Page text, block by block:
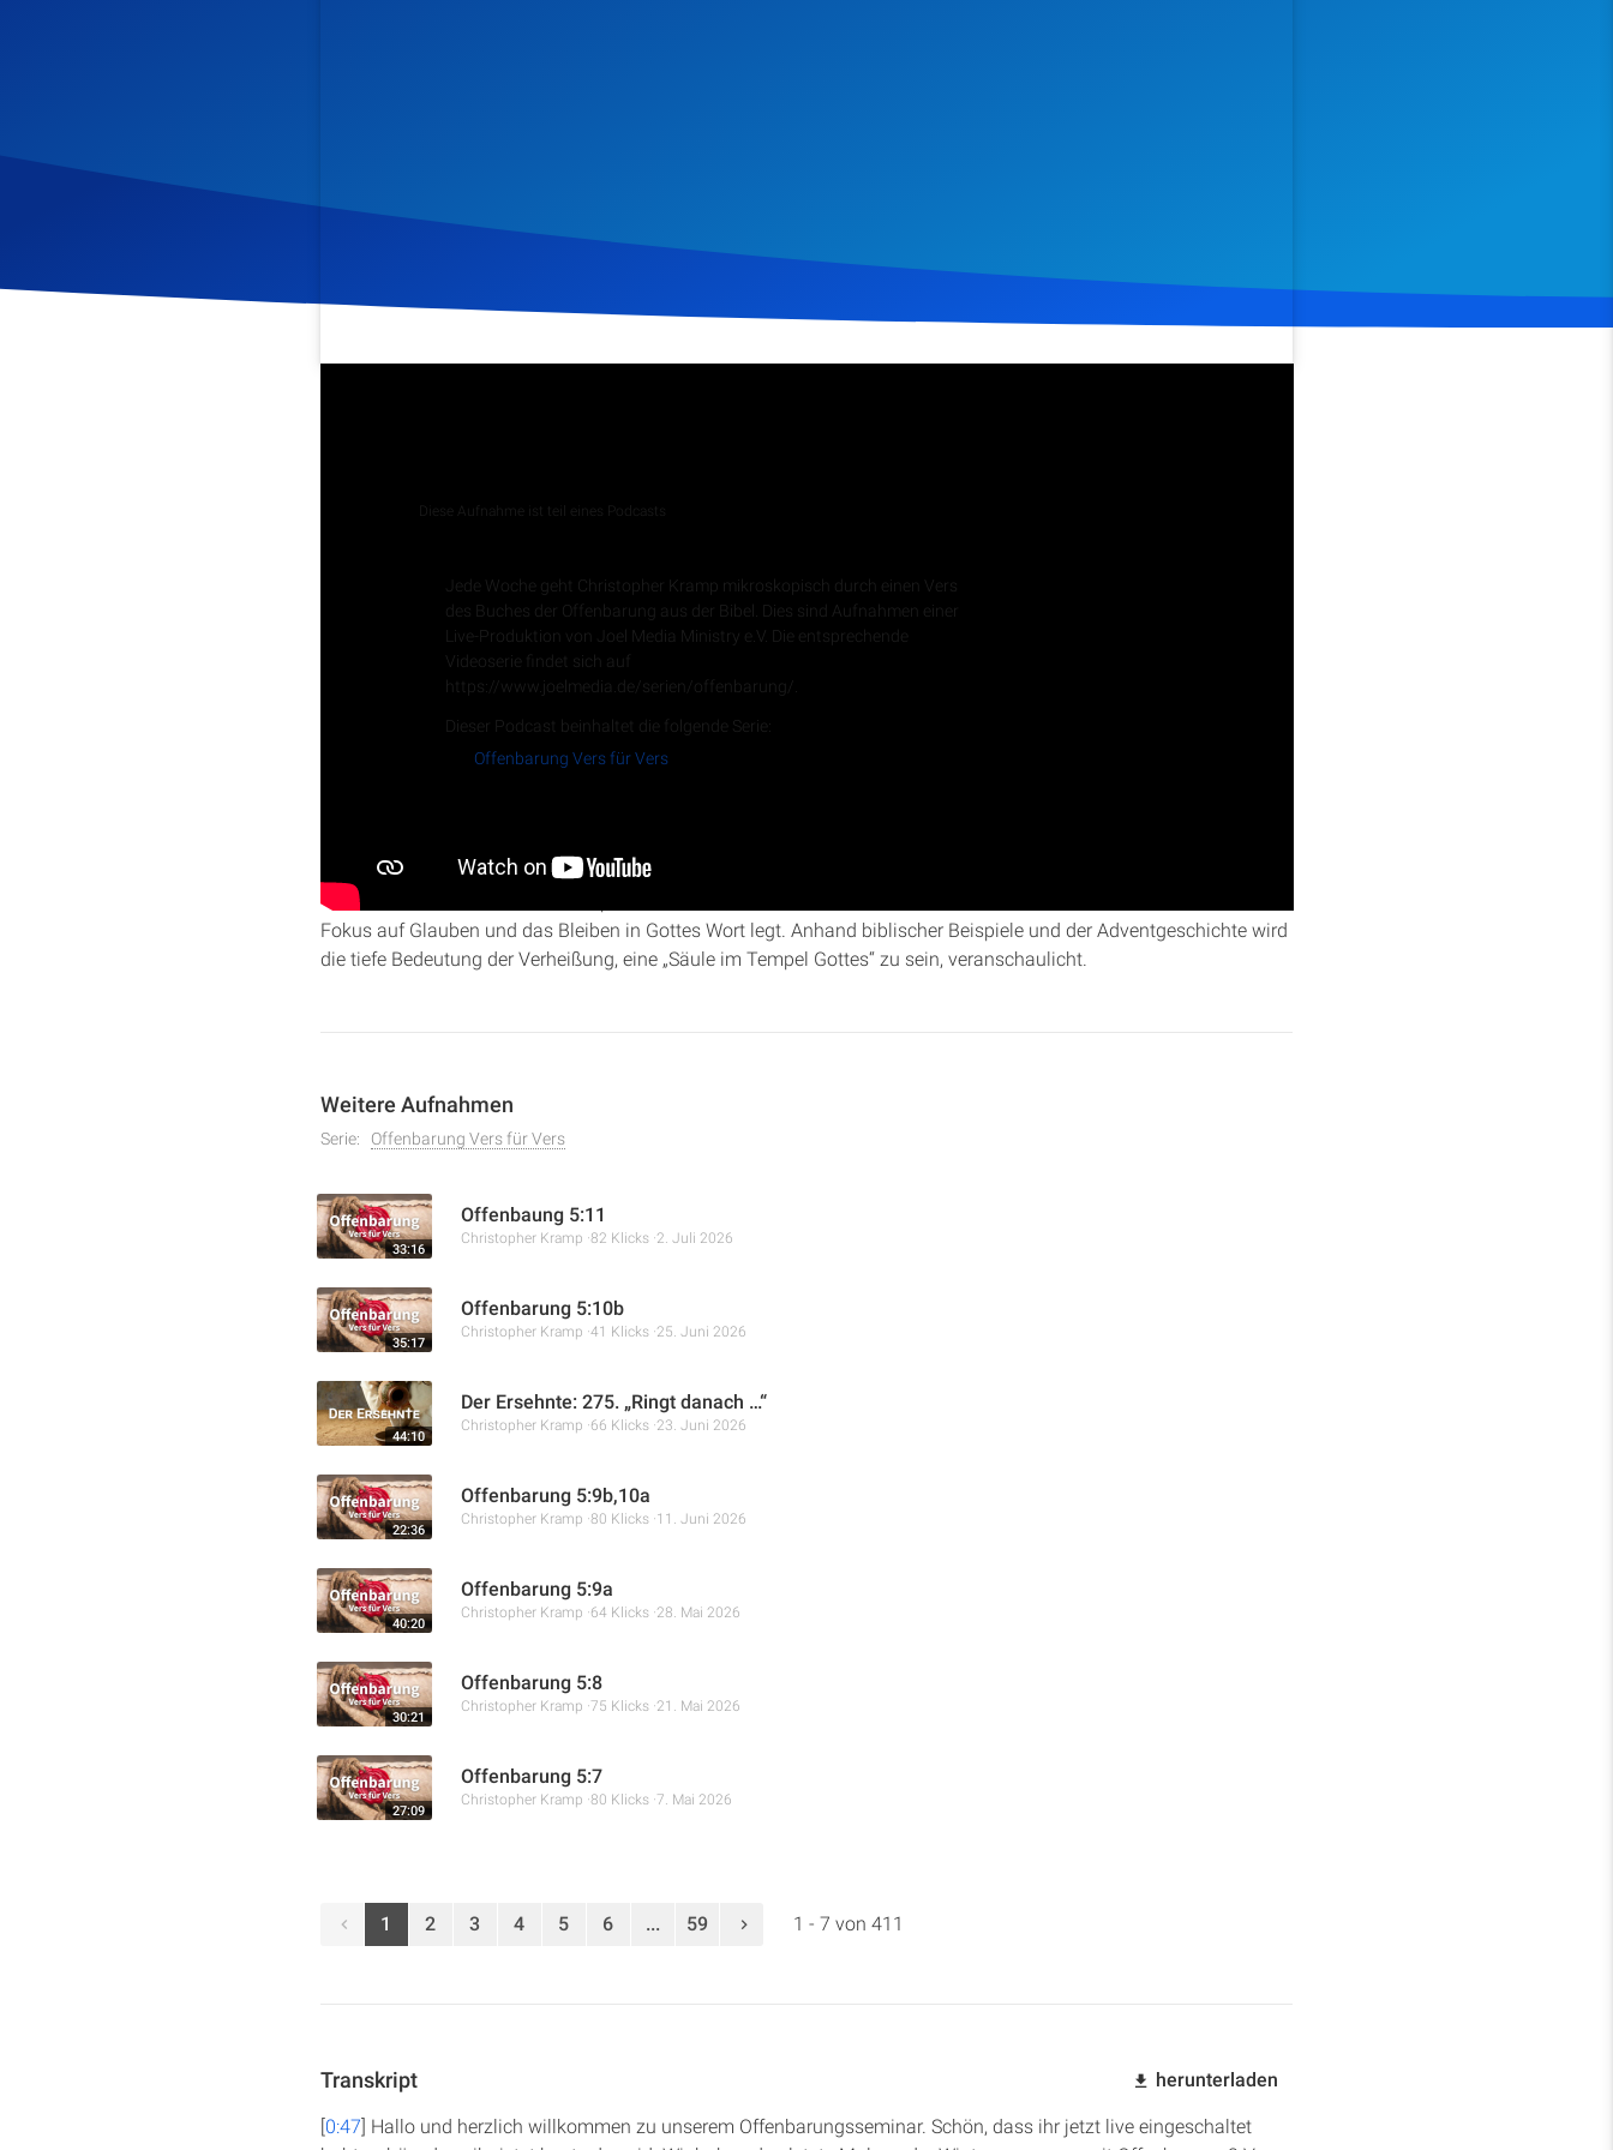
Diese Aufnahme ist teil eines Podcasts
Jede Woche geht Christopher Kramp mikroskopisch durch einen Vers
des Buches der Offenbarung aus der Bibel. Dies sind Aufnahmen einer
Live-Produktion von Joel Media Ministry e.V. Die entsprechende
Videoserie findet sich auf
https://www.joelmedia.de/serien/offenbarung/.
Dieser Podcast beinhaltet die folgende Serie:
Offenbarung Vers für Vers
In dieser Folge der Serie „Offenbarung Vers für Vers“ beleuchtet Mirjam Giebfried Offenbarung 3, Vers 12. Sie erklärt,
was es für die Gemeinde Philadelphia bedeutete, „festzuhalten, was man hat“ und „zu überwinden“, indem sie den
Fokus auf Glauben und das Bleiben in Gottes Wort legt. Anhand biblischer Beispiele und der Adventgeschichte wird
die tiefe Bedeutung der Verheißung, eine „Säule im Tempel Gottes“ zu sein, veranschaulicht.
Weitere Aufnahmen
Serie: Offenbarung Vers für Vers
33:16
Offenbaung 5:11
Christopher Kramp 82 Klicks 2. Juli 2026
35:17
Offenbarung 5:10b
Christopher Kramp 41 Klicks 25. Juni 2026
44:10
Der Ersehnte: 275. „Ringt danach …“
Christopher Kramp 66 Klicks 23. Juni 2026
22:36
Offenbarung 5:9b,10a
Christopher Kramp 80 Klicks 11. Juni 2026
40:20
Offenbarung 5:9a
Christopher Kramp 64 Klicks 28. Mai 2026
30:21
Offenbarung 5:8
Christopher Kramp 75 Klicks 21. Mai 2026
27:09
Offenbarung 5:7
Christopher Kramp 80 Klicks 7. Mai 2026
1 2 3 4 5 6 ... 59 1 - 7 von 411
Transkript herunterladen
[0:47] Hallo und herzlich willkommen zu unserem Offenbarungsseminar. Schön, dass ihr jetzt live eingeschaltet